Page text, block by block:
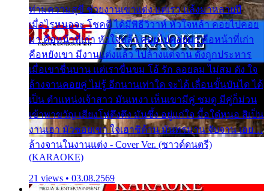
ท่ามความสุขี ช่วยงานเขาแต่ง แต่เรา แล้งมาหลายปี
เมื่อไรหนอจะ โชคดี ได้มีพิธีวิวาห์ หัวใจหล้า คอยไปคอย
มา คือหน้าที่เก่า หัวใจหล้า คอยไปคอยมา คือหน้าที่เก่า
คือหยังเขา มีงานแต่งแล้ว ไปล้างแต่จาน ดั่งถูกประหาร
เมื่อเขาชื่นบาน แต่เราขื่นขม โอ้ รัก ลอยลม ไม่สม ดัง ใจ
ล้างจานคอยคู่ ไม่รู้ อีกนานเท่าใด จะได้ เลื่อนขั้นบันได ได้
เป็น ตำแหน่งเจ้าสาว มันเหงา เห็นเขามีคู่ ซมดู มีคู่ก็ม่วน
เข้าพาขวัญ เสียงโห่ตึงตึง มันซึ้ง อยู่แก่ใจ มื้อใด๋หนอ สิเป็น
งานเฮา มัวซอยเขา ใจเฮาซิด้าน มันทรมาน จับจาน เอย…
ล้างจานในงานแต่ง - Cover Ver. (ซาวด์ดนตรี)
(KARAOKE)
21 views • 03.08.2569